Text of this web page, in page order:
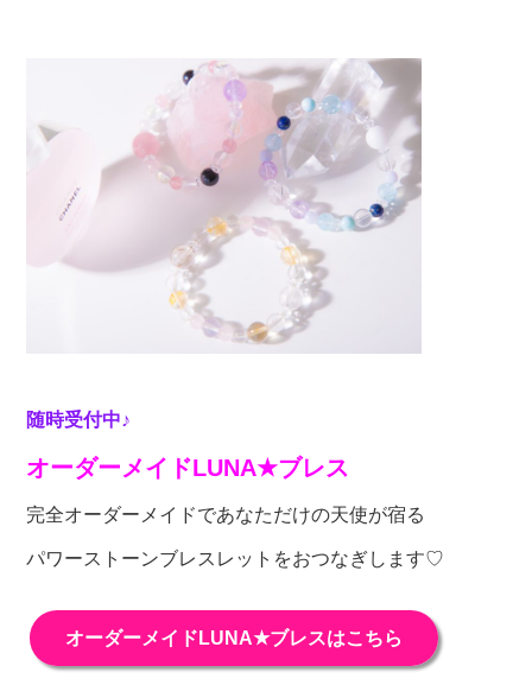
随時受付中♪
オーダーメイドLUNA★ブレス
完全オーダーメイドであなただけの天使が宿る
パワーストーンブレスレットをおつなぎします♡
オーダーメイドLUNA★ブレスはこちら